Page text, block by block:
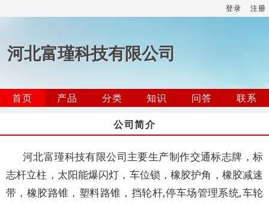
登录 注册
河北富瑾科技有限公司
首页 产品 分类 知识 问答
联系
公司简介
河北富瑾科技有限公司主要生产制作交通标志牌，标
志杆立柱，太阳能爆闪灯，车位锁，橡胶护角，橡胶减速
带，橡胶路锥，塑料路锥，挡轮杆,停车场管理系统,车轮